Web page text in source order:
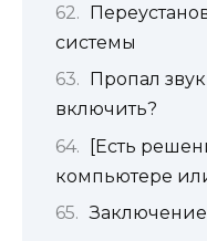
системы
Пропал
включить?
[Есть
компьютере
Заключение